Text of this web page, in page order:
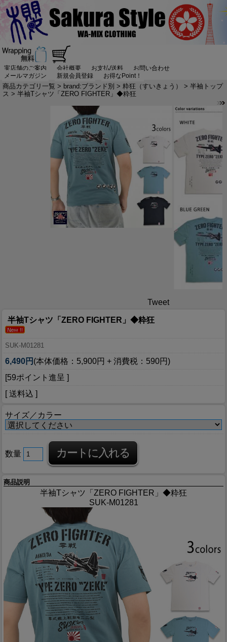
実店舗のご案内 会社概要 お支払/送料
お問い合わせ
メールマガジン
新規会員登録 お得なPoint！
商品カテゴリ一覧 > brand:ブランド別 > 粋狂（すいきょう） > 半袖トップ
ス > 半袖Tシャツ「ZERO FIGHTER」◆粋狂
Tweet
半袖Tシャツ「ZERO FIGHTER」◆粋狂
SUK-M01281
6,490円 (本体価格：5,900円 + 消費税：590円)
[59ポイント進呈 ]
[ 送料込 ]
サイズ／カラー
数量
商品説明
半袖Tシャツ「ZERO FIGHTER」◆粋狂
SUK-M01281